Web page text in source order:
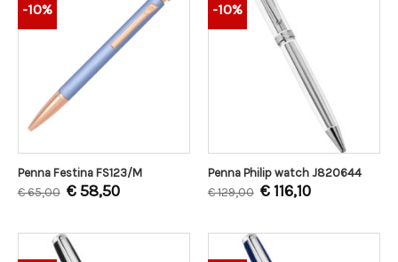
-10%
Penna Festina FS123/M
€65,00 €58,50
-10%
Penna Philip watch J820644
€129,00 €116,10